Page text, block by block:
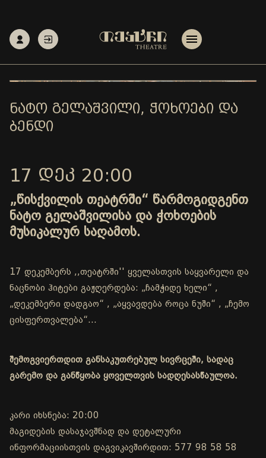
ᲜᲐᲢᲝ ᲒᲔᲚᲐᲨᲕᲘᲚᲘ, ᲭᲝᲮᲝᲔᲑᲘ ᲓᲐ
ᲑᲔᲜᲓᲘ
17 ᲓᲔᲙ 20:00
„წისქვილის თეატრში“ წარმოგიდგენთ
ნატო გელაშვილისა და ჭოხოების
მუსიკალურ საღამოს.
17 დეკემბერს ,,თეატრში'' ყველასთვის საყვარელი და
ნაცნობი ჰიტები გაჟღერდება: „ჩამჭიდე ხელი“ ,
„დეკემბერი დადგაო“ , „აყვავდება როცა ნუში“ , „ჩემო
ცისფერთვალება“…
შემოგვიერთდით განსაკუთრებულ სივრცეში, სადაც
გარემო და განწყობა ყოველთვის სადღესასწაულოა.
კარი იხსნება: 20:00
მაგიდების დასაჯავშნად და დეტალური
ინფორმაციისთვის დაგვიკავშირდით: 577 98 58 58